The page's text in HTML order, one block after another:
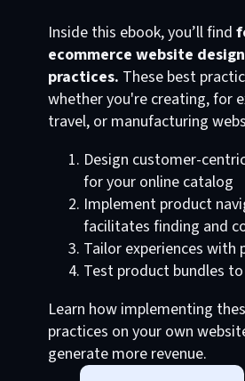
Inside this ebook, you’ll find
ecommerce website
practices. These best
whether you're creating, for
travel, or manufacturing
Design customer-
for your online catalog
Implement product
facilitates finding and
Tailor experiences with
Test product bundles
Learn how implementing
practices on your own
generate more revenue.